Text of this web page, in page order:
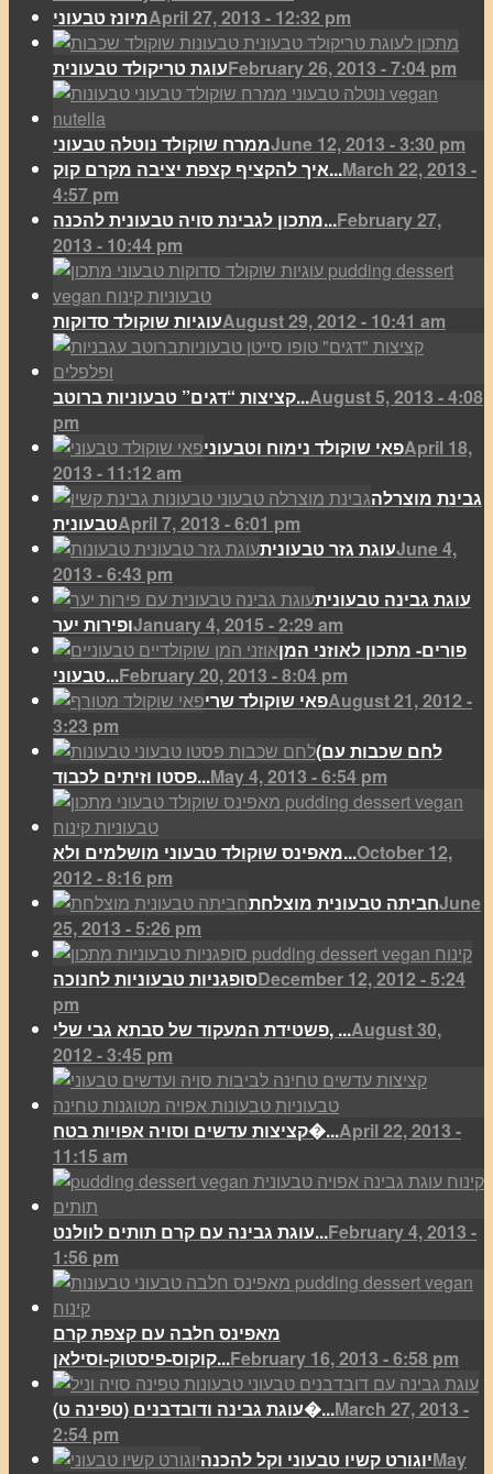
מיונז טבעוניApril 27, 2013 - 12:32 pm
עוגת טריקולד טבעוניתFebruary 26, 2013 - 7:04 pm
ממרח שוקולד נוטלה טבעוניJune 12, 2013 - 3:30 pm
איך להקציף קצפת יציבה מקרם קוק...March 22, 2013 -
4:57 pm
מתכון לגבינת סויה טבעונית להכנה...February 27,
2013 - 10:44 pm
עוגיות שוקולד סדוקותAugust 29, 2012 - 10:41 am
קציצות “דגים” טבעוניות ברוטב...August 5, 2013 - 4:08
pm
פאי שוקולד נימוח וטבעוניApril 18,
2013 - 11:12 am
גבינת מוצרלה
טבעוניתApril 7, 2013 - 6:01 pm
עוגת גזר טבעוניתJune 4,
2013 - 6:43 pm
עוגת גבינה טבעונית
ופירות יערJanuary 4, 2015 - 2:29 am
פורים- מתכון לאוזני המן
טבעוני...February 20, 2013 - 8:04 pm
פאי שוקולד שריAugust 21, 2012 -
3:23 pm
(לחם שכבות עם
פסטו וזיתים לכבוד...May 4, 2013 - 6:54 pm
מאפינס שוקולד טבעוני מושלמים ולא...October 12,
2012 - 8:16 pm
חביתה טבעונית מוצלחתJune
25, 2013 - 5:26 pm
סופגניות טבעוניות לחנוכהDecember 12, 2012 - 5:24
pm
פשטידת המעקוד של סבתא גבי שלי, ...August 30,
2012 - 3:45 pm
קציצות עדשים וסויה אפויות בטח�...April 22, 2013 -
11:15 am
עוגת גבינה עם קרם תותים לוולנט...February 4, 2013 -
1:56 pm
מאפינס חלבה עם קצפת קרם
קוקוס-פיסטוק-וסילאן...February 16, 2013 - 6:58 pm
(עוגת גבינה ודובדבנים (טפינה ט�...March 27, 2013 -
2:54 pm
יוגורט קשיו טבעוני וקל להכנהMay